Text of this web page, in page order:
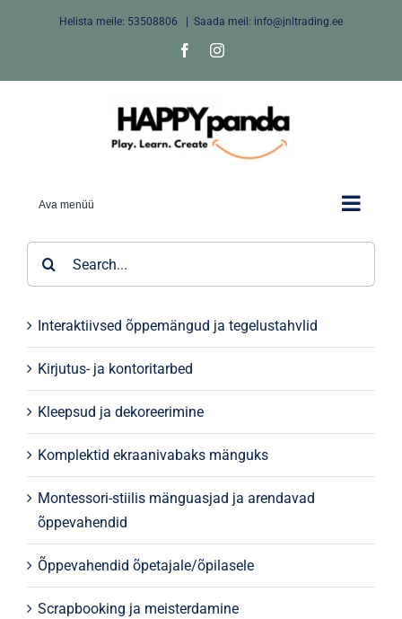
Helista meile: 53508806 Saada meil: info@jnltrading.ee
FacebookInstagram
Ava menüü
Interaktiivsed õppemängud ja tegelustahvlid
Kirjutus- ja kontoritarbed
Kleepsud ja dekoreerimine
Komplektid ekraanivabaks mänguks
Montessori-stiilis mänguasjad ja arendavad
õppevahendid
Õppevahendid õpetajale/õpilasele
Scrapbooking ja meisterdamine